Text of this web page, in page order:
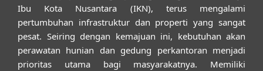
Ibu Kota Nusantara (IKN), terus mengalami
pertumbuhan infrastruktur dan properti yang sangat
pesat. Seiring dengan kemajuan ini, kebutuhan akan
perawatan hunian dan gedung perkantoran menjadi
prioritas utama bagi masyarakatnya. Memiliki